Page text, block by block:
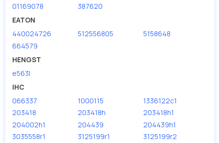
01169078
387620
EATON
440024726
512556805
5158648
664579
HENGST
e563l
IHC
066337
1000115
1336122c1
203418
203418h
203418h1
204002h1
204439
204439h1
3035558r1
3125199r1
3125199r2